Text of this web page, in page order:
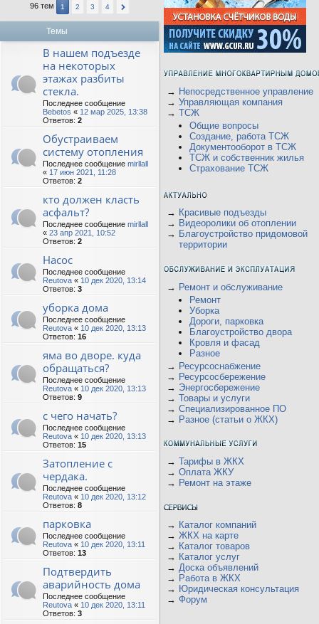
96 тем 1 2 3 4
Темы
В нашем подъезде
на некоторых
этажах разбиты
стекла.
Последнее сообщение
Bebetos « 12 мар 2025, 13:38
Ответов: 2
Обустраиваем
систему отопления
Последнее сообщение mirllall
« 17 июн 2021, 11:28
Ответов: 2
кто должен класть
асфальт?
Последнее сообщение mirllall
« 23 апр 2021, 10:52
Ответов: 2
Насос
Последнее сообщение
Reutova « 10 дек 2020, 13:14
Ответов: 3
уборка дома
Последнее сообщение
Reutova « 10 дек 2020, 13:13
Ответов: 16
яма во дворе. куда
обращаться?
Последнее сообщение
Reutova « 10 дек 2020, 13:13
Ответов: 9
с чего начать?
Последнее сообщение
Reutova « 10 дек 2020, 13:13
Ответов: 15
Затопление с
чердака.
Последнее сообщение
Reutova « 10 дек 2020, 13:12
Ответов: 8
парковка
Последнее сообщение
Reutova « 10 дек 2020, 13:11
Ответов: 13
Подтвердить
аварийность дома
Последнее сообщение
Reutova « 10 дек 2020, 13:11
Ответов: 3
→ Непосредственное управление
→ Управляющая компания
→ ТСЖ
Общие вопросы
Создание, работа ТСЖ
Документооборот в ТСЖ
ТСЖ и собственник жилья
Страхование ТСЖ
→ Красивые подъезды
→ Видеоролики об отоплении
→ Благоустройство придомовой
территории
→ Ремонт и обслуживание
Ремонт
Уборка
Дороги, парковка
Благоустройство двора
Кровля и фасад
Разное
→ Ресурсоснабжение
→ Ресурсосбережение
→ Энергосбережение
→ Товары и услуги
→ Специализированное ПО
→ Разное (статьи о ЖКХ)
→ Тарифы в ЖКХ
→ Оплата ЖКУ
→ Ремонт на этаже
→ Каталог компаний
→ ЖКХ на карте
→ Каталог товаров
→ Каталог услуг
→ Доска объявлений
→ Работа в ЖКХ
→ Юридическая консультация
→ Форум